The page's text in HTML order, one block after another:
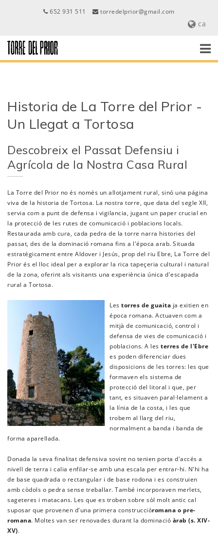
652 931 511 torredelprior@gmail.com
ca
Historia de La Torre del Prior -
Un Llegat a Tortosa
Descobreix el Passat Defensiu i
Agrícola de la Nostra Casa Rural
La Torre del Prior no és només un allotjament rural, sinó una página
viva de la historia de Tortosa. La nostra torre, que data del segle XII,
servia com a punt de defensa i vigilancia, jugant un paper crucial en
la protecció de les rutes de comunicació i poblacions locals.
Restaurada amb cura, cada pedra de la torre narra histories del
passat, des de la dominació romana fins a l'época arab. Situada
estratégicament entre Aldover i Jesús, prop del riu Ebre, La Torre del
Prior és el lloc ideal per a explorar la rica tapeçeria cultural i natural
de la zona, oferint als visitants una experiència única d'escapada
rural a Tortosa.
Les torres de guaita ja exitien en
época romana. Actuaven com a
mitjà de comunicació, control i
defensa de vies de comunicació i
poblacions. A les terres de l'Ebre
es poden diferenciar dues
disposicions de les torres: les que
formaven els sistema de
protecció del litoral i que, per
tant, es situaven paral·lelament a
la línia de la costa, i les que
trobem al llarg del riu,
normalment a banda i banda de
forma aparellada.
Donada la seva finalitat defensiva sovint no tenien porta d'accés a
nivell de terra i calia enfilar-se amb una escala per entrar-hi. N'hi ha
de base quadrada o rectangular i de base rodona i es construien
amb còdols o pedra sense treballar. També incorporaven merlets,
sageteres i matacans. Les que es troben sobre sòl molt antic cal
suposar que provenen d'una primera construccióromana o pre-
romana. Moltes van ser renovades durant la dominació àrab (s. XIV-
XV).